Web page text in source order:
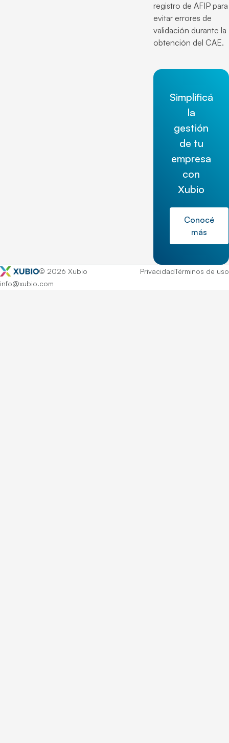
registro de AFIP para
evitar errores de
validación durante la
obtención del CAE.
Simplificá
la
gestión
de tu
empresa
con
Xubio
Conocé
más
© 2026 Xubio PrivacidadTérminos de uso
info@xubio.com